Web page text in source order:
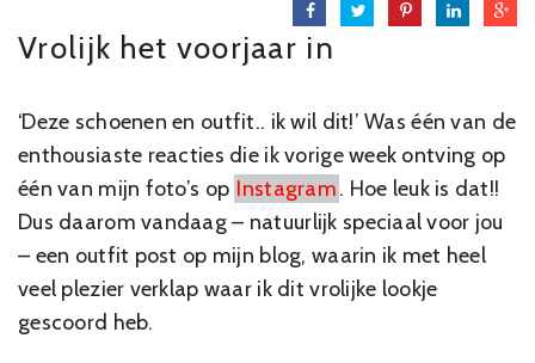
Vrolijk het voorjaar in
‘Deze schoenen en outfit.. ik wil dit!’ Was één van de
enthousiaste reacties die ik vorige week ontving op
één van mijn foto’s op Instagram. Hoe leuk is dat!!
Dus daarom vandaag – natuurlijk speciaal voor jou
– een outfit post op mijn blog, waarin ik met heel
veel plezier verklap waar ik dit vrolijke lookje
gescoord heb.